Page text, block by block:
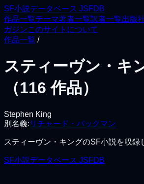
SF小説データベース JSFDB
作品一覧テーマ著者一覧訳者一覧出版
ガジンこのサイトについて
作品一覧 /
スティーヴン・キ
（116 作品）
Stephen King
別名義: リチャード・バックマン
スティーヴン・キングのSF小説を収録
SF小説データベース JSFDB